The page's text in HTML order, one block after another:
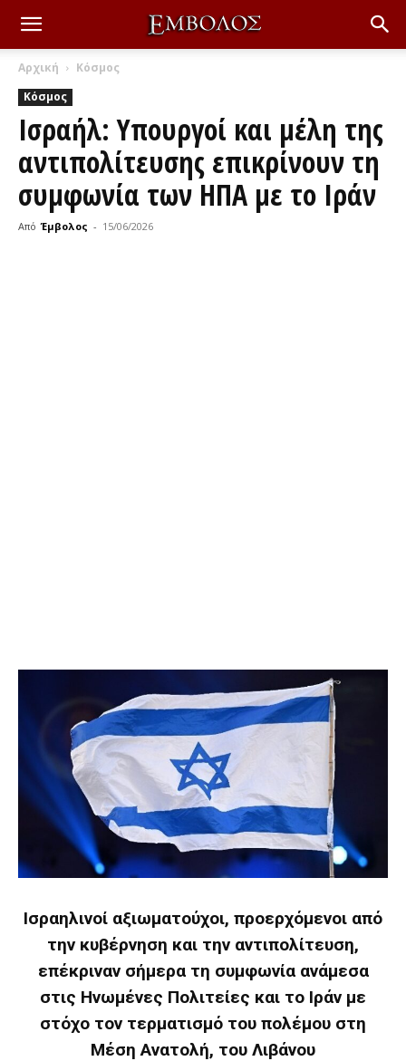
Αρχική
Κόσμος
Κόσμος
Ισραήλ: Υπουργοί και μέλη της
αντιπολίτευσης επικρίνουν τη
συμφωνία των ΗΠΑ με το Ιράν
Από Έμβολος - 15/06/2026
Ισραηλινοί αξιωματούχοι, προερχόμενοι από
την κυβέρνηση και την αντιπολίτευση,
επέκριναν σήμερα τη συμφωνία ανάμεσα
στις Ηνωμένες Πολιτείες και το Ιράν με
στόχο τον τερματισμό του πολέμου στη
Μέση Ανατολή, του Λιβάνου